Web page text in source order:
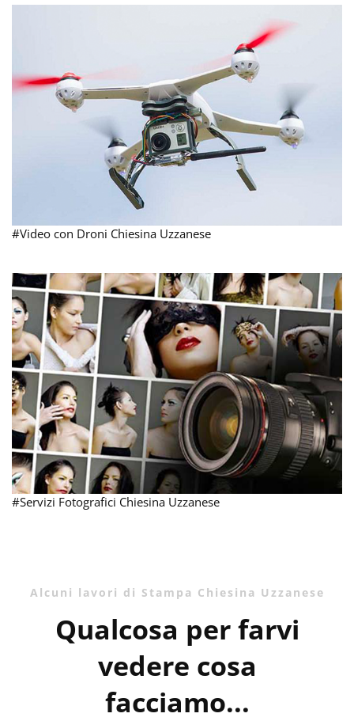
#Video con Droni Chiesina Uzzanese
#Servizi Fotografici Chiesina Uzzanese
Alcuni lavori di Stampa Chiesina Uzzanese
Qualcosa per farvi
vedere cosa
facciamo...